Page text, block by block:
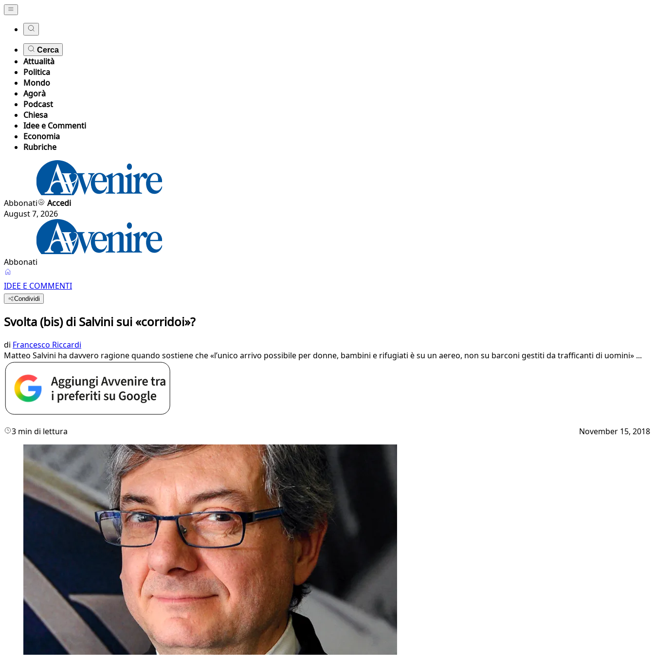
Cerca
Attualità
Politica
Mondo
Agorà
Podcast
Chiesa
Idee e Commenti
Economia
Rubriche
Abbonati
Accedi
August 7, 2026
Abbonati
IDEE E COMMENTI
Condividi
Svolta (bis) di Salvini sui «corridoi»?
di Francesco Riccardi
Matteo Salvini ha davvero ragione quando sostiene che «l’unico arrivo possibile per donne, bambini e rifugiati è su un aereo, non su barconi gestiti da trafficanti di uomini» ...
3 min di lettura November 15, 2018